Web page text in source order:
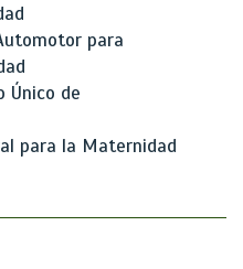
para
Único de
para la Maternidad